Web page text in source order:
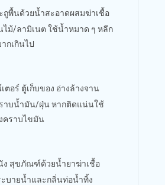
ถูพื้นด้วยน้ำสะอาดผสมฆ่าเชื้อ
ไม้/ลามิเนต ใช้น้ำหมาด ๆ หลีก
กเกินไป
ตอร์ ตู้เก็บของ อ่างล้างจาน
าบน้ำมัน/ฝุ่น หากติดแน่นใช้
คราบไขมัน
ง สุขภัณฑ์ด้วยน้ำยาฆ่าเชื้อ
ะบายน้ำและกลิ่นท่อน้ำทิ้ง